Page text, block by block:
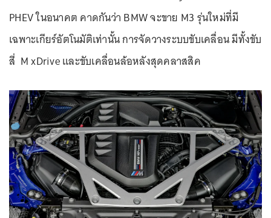
PHEV ในอนาคต คาดกันว่า BMW จะขาย M3 รุ่นใหม่ที่มี
เฉพาะเกียร์อัตโนมัติเท่านั้น การจัดวางระบบขับเคลื่อน มีทั้งขับ
สี่ M xDrive และขับเคลื่อนล้อหลังสุดคลาสสิค